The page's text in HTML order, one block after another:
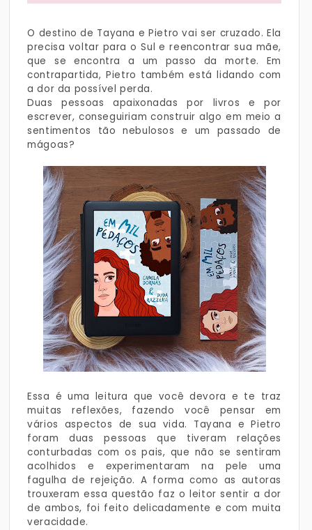
O destino de Tayana e Pietro vai ser cruzado. Ela
precisa voltar para o Sul e reencontrar sua mãe,
que se encontra a um passo da morte. Em
contrapartida, Pietro também está lidando com
a dor da possível perda.
Duas pessoas apaixonadas por livros e por
escrever, conseguiriam construir algo em meio a
sentimentos tão nebulosos e um passado de
mágoas?
Essa é uma leitura que você devora e te traz
muitas reflexões, fazendo você pensar em
vários aspectos de sua vida. Tayana e Pietro
foram duas pessoas que tiveram relações
conturbadas com os pais, que não se sentiram
acolhidos e experimentaram na pele uma
fagulha de rejeição. A forma como as autoras
trouxeram essa questão faz o leitor sentir a dor
de ambos, foi feito delicadamente e com muita
veracidade.